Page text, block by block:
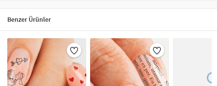
nail-art malzemesi gerektirmez. İstediğiniz desen ve modelleri rahatça
uygulayabilirsiniz.Tırnak Sticker Nedir?Tırnak stickerları, tırnakları
süslemek için özel olarak tasarlanmış renkli, küçük desenlerdir.
Uygulama süreci oldukça basittir ve şık bir tırnak süsleme sonucu elde
etmenizi sağlar. Tırnak sticker çeşitleri arasında; tırnağın tamamını
kaplayan, tek renk oje görünümü verenler ve minik şekillerle süslenen
modeller yer almaktadır. Ayrıca, çiçek, karikatür figürleri ve hayvan
desenleri gibi çok çeşitli seçenekler de mevcuttur.Tırnak Sticker Nasıl
Benzer Ürünler